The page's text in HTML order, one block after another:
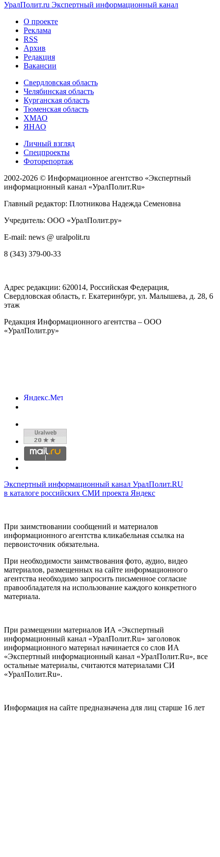
УралПолит.ru Экспертный информационный канал
О проекте
Реклама
RSS
Архив
Редакция
Вакансии
Свердловская область
Челябинская область
Курганская область
Тюменская область
ХМАО
ЯНАО
Личный взгляд
Спецпроекты
Фоторепортаж
2002-2026 © Информационное агентство «Экспертный
информационный канал «УралПолит.Ru»
Главный редактор: Плотникова Надежда Семеновна
Учредитель: ООО «УралПолит.ру»
E-mail: news @ uralpolit.ru
8 (343) 379-00-33
Адрес редакции: 620014, Российская Федерация,
Свердловская область, г. Екатеринбург, ул. Малышева, д. 28, 6
этаж
Редакция Информационного агентства – ООО
«УралПолит.ру»
Экспертный информационный канал УралПолит.RU
в каталоге российских СМИ проекта Яндекс
При заимствовании сообщений и материалов
информационного агентства кликабельная ссылка на
первоисточник обязательна.
При необходимости заимствования фото, аудио, видео
материалов, размещенных на сайте информационного
агентства необходимо запросить письменное согласие
правообладателя на использование каждого конкретного
материала.
При размещении материалов ИА «Экспертный
информационный канал «УралПолит.Ru» заголовок
информационного материал начинается со слов ИА
«Экспертный информационный канал «УралПолит.Ru», все
остальные материалы, считаются материалами СИ
«УралПолит.Ru».
Информация на сайте предназначена для лиц старше 16 лет